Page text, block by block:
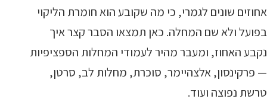
אחוזים שונים לגמרי, כי מה שקובע הוא חומרת הליקוי
בפועל ולא שם המחלה. כאן תמצאו הסבר קצר איך
נקבע האחוז, ומעבר מהיר לעמודי המחלות הספציפיות
— פרקינסון, אלצהיימר, סוכרת, מחלות לב, סרטן,
טרשת נפוצה ועוד.